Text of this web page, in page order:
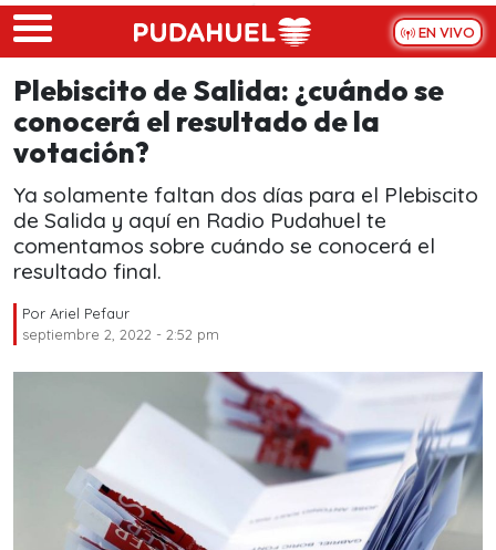
Skip to main content
EN VIVO
Plebiscito de Salida: ¿cuándo se
conocerá el resultado de la
votación?
Ya solamente faltan dos días para el Plebiscito
de Salida y aquí en Radio Pudahuel te
comentamos sobre cuándo se conocerá el
resultado final.
Por Ariel Pefaur
septiembre 2, 2022 - 2:52 pm